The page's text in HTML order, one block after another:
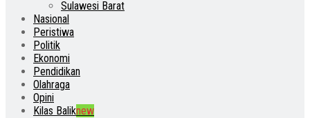
Sulawesi Barat
Nasional
Peristiwa
Politik
Ekonomi
Pendidikan
Olahraga
Opini
Kilas Baliknew